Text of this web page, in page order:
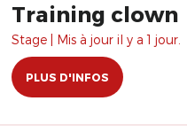
Training clown
Stage | Mis à jour il y a 1 jour.
PLUS D'INFOS